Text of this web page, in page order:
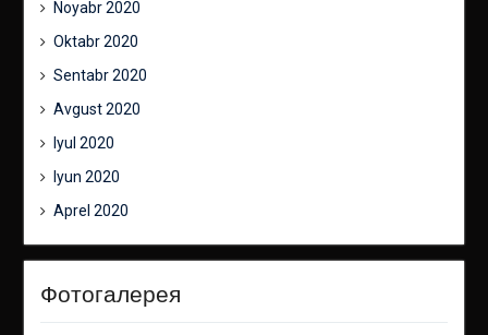
Noyabr 2020
Oktabr 2020
Sentabr 2020
Avgust 2020
Iyul 2020
Iyun 2020
Aprel 2020
Фотогалерея